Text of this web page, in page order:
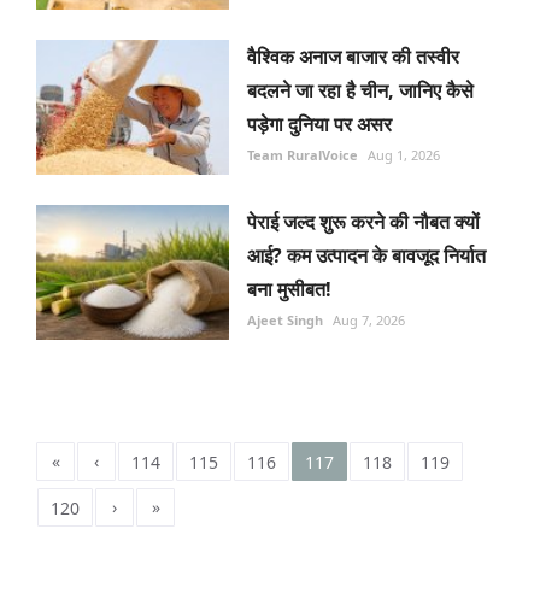
वैश्विक अनाज बाजार की तस्वीर
बदलने जा रहा है चीन, जानिए कैसे
पड़ेगा दुनिया पर असर
Team RuralVoice Aug 1, 2026
पेराई जल्द शुरू करने की नौबत क्यों
आई? कम उत्पादन के बावजूद निर्यात
बना मुसीबत!
Ajeet Singh Aug 7, 2026
« ‹ 114 115 116 117 118
119
120
› »